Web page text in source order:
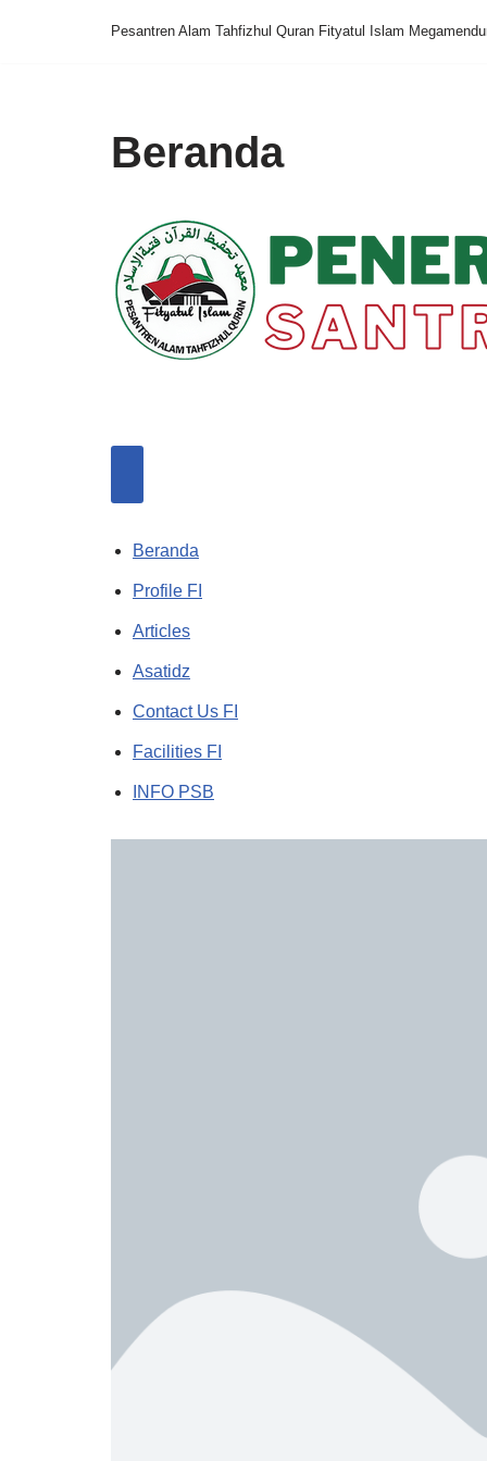
Pesantren Alam Tahfizhul Quran Fityatul Islam
Beranda
Beranda
Profile FI
Articles
Asatidz
Contact Us FI
Facilities FI
INFO PSB